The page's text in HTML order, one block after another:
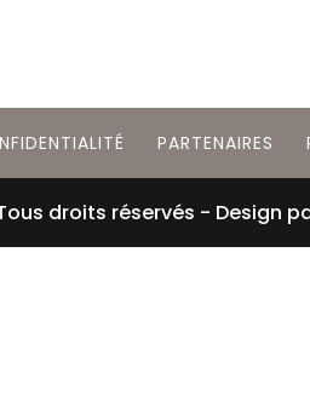
PARTENAIRES
droits réservés - Design